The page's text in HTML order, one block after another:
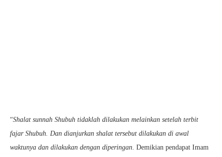
“Shalat sunnah Shubuh tidaklah dilakukan melainkan setelah terbit
fajar Shubuh. Dan dianjurkan shalat tersebut dilakukan di awal
waktunya dan dilakukan dengan diperingan. Demikian pendapat Imam